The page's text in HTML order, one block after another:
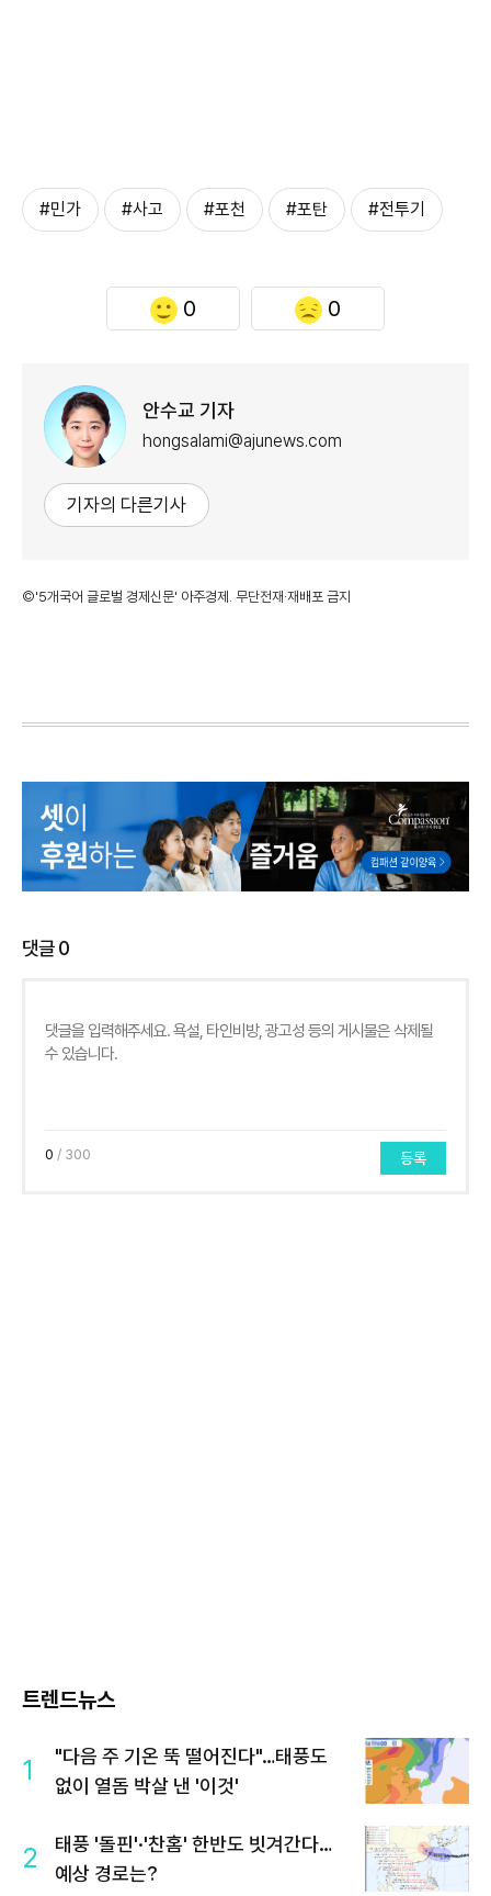
#민가 #사고 #포천 #포탄 #전투기
0 0
안수교 기자
hongsalami@ajunews.com
기자의 다른기사
©'5개국어 글로벌 경제신문' 아주경제. 무단전재·재배포 금지
댓글0
0 / 300 등록
트렌드뉴스
1
"다음 주 기온 뚝 떨어진다"…태풍도
없이 열돔 박살 낸 '이것'
2
태풍 '돌핀'·'찬홈' 한반도 빗겨간다…
예상 경로는?